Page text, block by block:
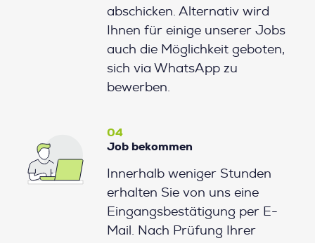
abschicken. Alternativ wird
Ihnen für einige unserer Jobs
auch die Möglichkeit geboten,
sich via WhatsApp zu
bewerben.
04
Job bekommen
Innerhalb weniger Stunden
erhalten Sie von uns eine
Eingangsbestätigung per E-
Mail. Nach Prüfung Ihrer